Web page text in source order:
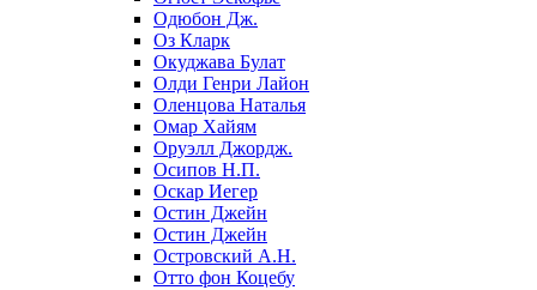
Одюбон Дж.
Оз Кларк
Окуджава Булат
Олди Генри Лайон
Оленцова Наталья
Омар Хайям
Оруэлл Джордж.
Осипов Н.П.
Оскар Иегер
Остин Джейн
Остин Джейн
Островский А.Н.
Отто фон Коцебу